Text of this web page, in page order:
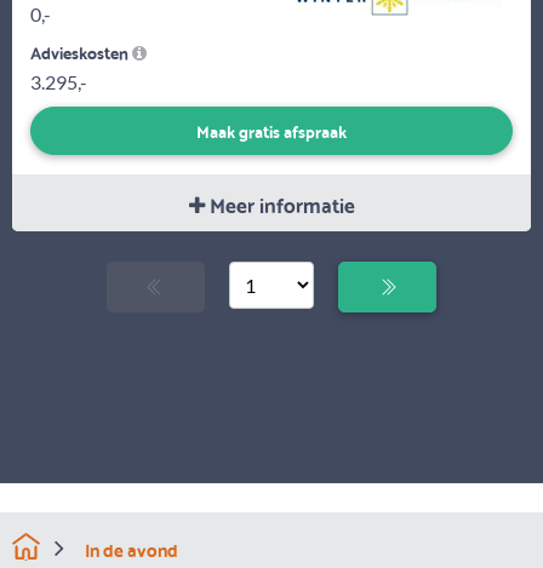
0,-
Advieskosten
3.295,-
Maak gratis afspraak
Meer informatie
In de avond